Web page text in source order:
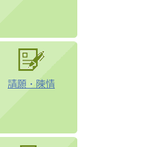
請願・陳情